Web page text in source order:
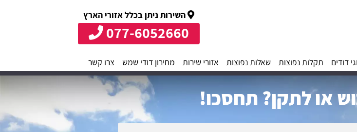
השירות ניתן בכלל אזורי הארץ
077-6052660
דודים תקלות נפוצות שאלות נפוצות אזורי שירות מחירון דודי שמש צרו קשר
או לתקן? תחסכו!